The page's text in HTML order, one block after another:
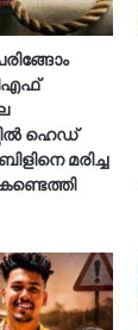
ഹെഡ്
മരിച്ച